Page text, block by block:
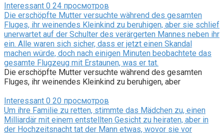
Interessant 0 24 просмотров
Die erschöpfte Mutter versuchte während des gesamten
Fluges, ihr weinendes Kleinkind zu beruhigen, aber sie schlief
unerwartet auf der Schulter des verärgerten Mannes neben ihr
ein. Alle waren sich sicher, dass er jetzt einen Skandal
machen würde, doch nach einigen Minuten beobachtete das
gesamte Flugzeug mit Erstaunen, was er tat.
Die erschöpfte Mutter versuchte während des gesamten
Fluges, ihr weinendes Kleinkind zu beruhigen, aber
Interessant 0 20 просмотров
Um ihre Familie zu retten, stimmte das Mädchen zu, einen
Milliardär mit einem entstellten Gesicht zu heiraten, aber in
der Hochzeitsnacht tat der Mann etwas, wovor sie vor